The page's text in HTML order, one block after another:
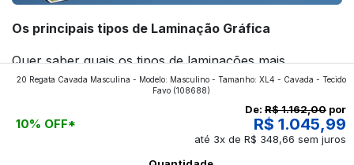
Os principais tipos de Laminação Gráfica
Quer saber quais os tipos de laminações mais
aplicados nos impressos da gráfica FuturaIM? Então,
continue a leitura que vamos revelar para você!
20 Regata Cavada Masculina - Modelo: Masculino - Tamanho: XL4 - Cavada - Tecido
Favo(108688)
10% OFF*
De: R$ 1.162,00 por
R$ 1.045,99
até 3x de R$ 348,66 sem juros